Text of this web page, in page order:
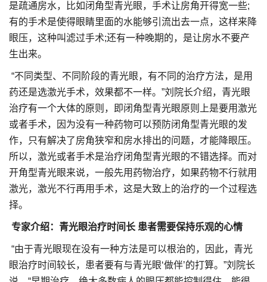
是疏通房水，比如闭角型青光眼，手术让房角开得宽一些;
有的手术是使得眼睛里面的水能够引流出去一点，这样来降
眼压，这种叫滤过手术;还有一种晚期的，是让房水不要产
生出来。
“不同类型、不同阶段的青光眼，有不同的治疗方法，是用
药还是选激光手术，效果都不一样。”刘院长介绍，青光眼
治疗有一个大体的原则，即闭角型青光眼原则上是要用激光
或者手术，因为没有一种药物可以预防闭角型青光眼的发
作，只有解决了房角狭窄和房水排出的问题，才能降眼压。
所以，激光或者手术是治疗闭角型青光眼的不错选择。而对
开角型青光眼来说，一般先用药物治疗，如果药物不行就用
激光，激光不行再用手术，这是大致上的治疗的一个过程选
择。
专家介绍：青光眼治疗时间长 患者需要保持乐观的心情
“由于青光眼现在没有一种方法是可以根治的，因此，青光
眼治疗时间较长，患者要有与青光眼‘做伴’的打算。”刘院长